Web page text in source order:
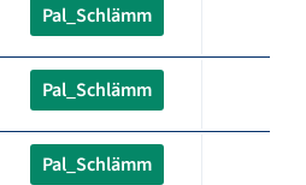
Pal_Schlämm
Pal_Schlämm
Pal_Schlämm